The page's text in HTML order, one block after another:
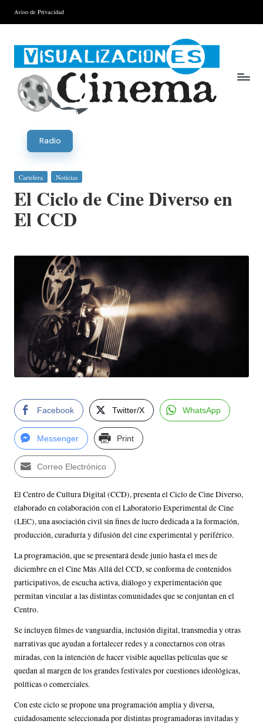
Saltar
contenido
Aviso de Privacidad
V
u
al
iz
a
ci
C
in
e
m
a
Radio
Publicada
Cartelera Noticias
El Ciclo de Cine Diverso en
El CCD
Facebook Twitter/X WhatsApp
Messenger Print
Correo Electrónico
El Centro de Cultura Digital (CCD), presenta el Ciclo de Cine Diverso,
elaborado en colaboración con el Laboratorio Experimental de Cine
(LEC), una asociación civil sin fines de lucro dedicada a la formación,
producción, curaduría y difusión del cine experimental y periférico.
La programación, que se presentará desde junio hasta el mes de
diciembre en el Cine Más Allá del CCD, se conforma de contenidos
participativos, de escucha activa, diálogo y experimentación que
permitan vincular a las distintas comunidades que se conjuntan en el
Centro.
Se incluyen filmes de vanguardia, inclusión digital, transmedia y otras
narrativas que ayudan a fortalecer redes y a conectarnos con otras
miradas, con la intención de hacer visible aquellas películas que se
quedan al margen de los grandes festivales por cuestiones ideológicas,
políticas o comerciales.
Con este ciclo se propone una programación amplia y diversa,
cuidadosamente seleccionada por distintas programadoras invitadas y